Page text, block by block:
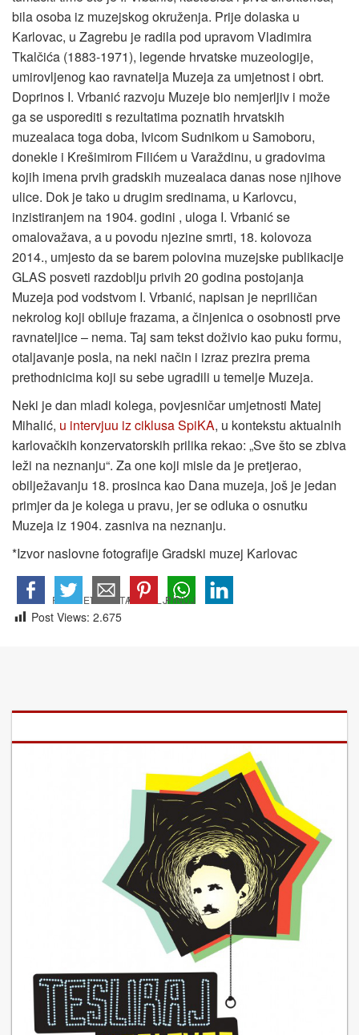
bila osoba iz muzejskog okruženja. Prije dolaska u
Karlovac, u Zagrebu je radila pod upravom Vladimira
Tkalčića (1883-1971), legende hrvatske muzeologije,
umirovljenog kao ravnatelja Muzeja za umjetnost i obrt.
Doprinos I. Vrbanić razvoju Muzeje bio nemjerljiv i može
ga se usporediti s rezultatima poznatih hrvatskih
muzealaca toga doba, Ivicom Sudnikom u Samoboru,
donekle i Krešimirom Filićem u Varaždinu, u gradovima
kojih imena prvih gradskih muzealaca danas nose njihove
ulice. Dok je tako u drugim sredinama, u Karlovcu,
inzistiranjem na 1904. godini , uloga I. Vrbanić se
omalovažava, a u povodu njezine smrti, 18. kolovoza
2014., umjesto da se barem polovina muzejske publikacije
GLAS posveti razdoblju privih 20 godina postojanja
Muzeja pod vodstvom I. Vrbanić, napisan je nepriličan
nekrolog koji obiluje frazama, a činjenica o osobnosti prve
ravnateljice – nema. Taj sam tekst doživio kao puku formu,
otaljavanje posla, na neki način i izraz prezira prema
prethodnicima koji su sebe ugradili u temelje Muzeja.
Neki je dan mladi kolega, povjesničar umjetnosti Matej
Mihalić, u intervjuu iz ciklusa SpiKA, u kontekstu aktualnih
karlovačkih konzervatorskih prilika rekao: „Sve što se zbiva
leži na neznanju“. Za one koji misle da je pretjerao,
obilježavanju 18. prosinca kao Dana muzeja, još je jedan
primjer da je kolega u pravu, jer se odluka o osnutku
Muzeja iz 1904. zasniva na neznanju.
*Izvor naslovne fotografije Gradski muzej Karlovac
Post Views: 2.675